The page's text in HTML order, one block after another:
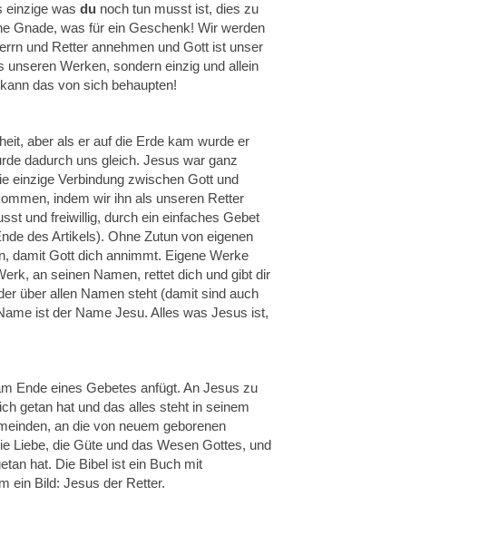
einzige was du noch tun musst ist, dies zu
Gnade, was für ein Geschenk! Wir werden
und Retter annehmen und Gott ist unser
Werken, sondern einzig und allein
das von sich behaupten!
aber als er auf die Erde kam wurde er
dadurch uns gleich. Jesus war ganz
einzige Verbindung zwischen Gott und
indem wir ihn als unseren Retter
und freiwillig, durch ein einfaches Gebet
des Artikels). Ohne Zutun von eigenen
damit Gott dich annimmt. Eigene Werke
an seinen Namen, rettet dich und gibt dir
über allen Namen steht (damit sind auch
ist der Name Jesu. Alles was Jesus ist,
Ende eines Gebetes anfügt. An Jesus zu
getan hat und das alles steht in seinem
an die von neuem geborenen
Liebe, die Güte und das Wesen Gottes, und
hat. Die Bibel ist ein Buch mit
ein Bild: Jesus der Retter.